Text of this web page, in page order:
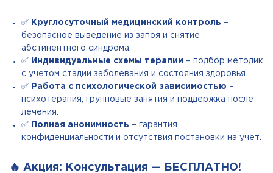
✅ Круглосуточный медицинский контроль –
безопасное выведение из запоя и снятие
абстинентного синдрома.
✅ Индивидуальные схемы терапии – подбор методик
с учетом стадии заболевания и состояния здоровья.
✅ Работа с психологической зависимостью –
психотерапия, групповые занятия и поддержка после
лечения.
✅ Полная анонимность – гарантия
конфиденциальности и отсутствия постановки на учет.
🔥 Акция: Консультация — БЕСПЛАТНО!